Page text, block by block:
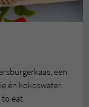
een
én kokoswater.
eat.